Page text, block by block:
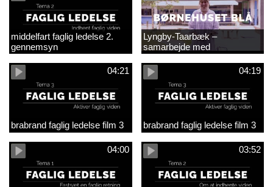
middelfart faglig ledelse 2.
gennemsyn
Lyngby-Taarbæk –
samarbejde med
Praksiskonsulenterne
04:21
brabrand faglig ledelse film 3
04:19
brabrand faglig ledelse film 3
04:00 03:52